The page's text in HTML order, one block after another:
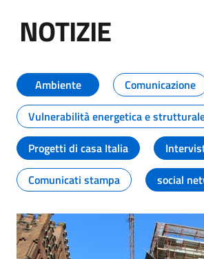
NOTIZIE
Tutti i contenuti
Ambiente Comunicazione
Vulnerabilità energetica e
Progetti di casa Italia
Comunicati stampa
social